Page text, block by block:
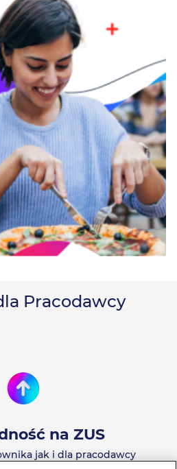
Pracodawcy
na ZUS
jak i dla pracodawcy